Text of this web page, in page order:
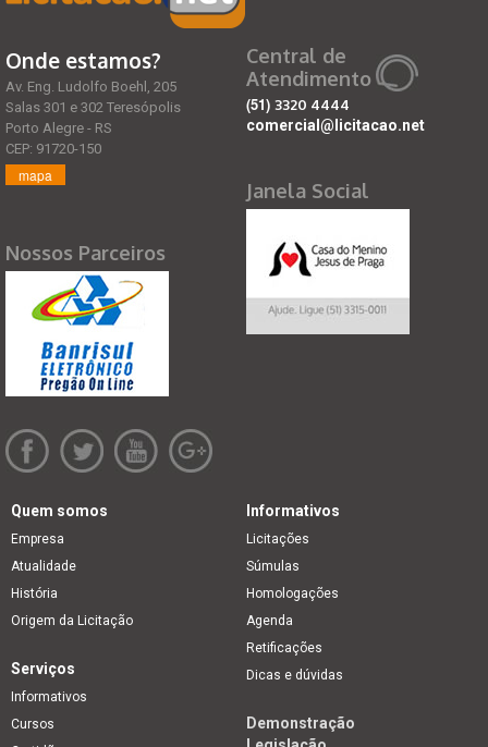
Onde estamos?
Av. Eng. Ludolfo Boehl, 205
Salas 301 e 302 Teresópolis
Porto Alegre - RS
CEP: 91720-150
mapa
Nossos Parceiros
Central de
Atendimento
(51) 3320 4444
comercial@licitacao.net
Janela Social
Quem somos
Empresa
Atualidade
História
Origem da Licitação
Informativos
Licitações
Súmulas
Homologações
Agenda
Retificações
Dicas e dúvidas
Serviços
Informativos
Cursos
Demonstração